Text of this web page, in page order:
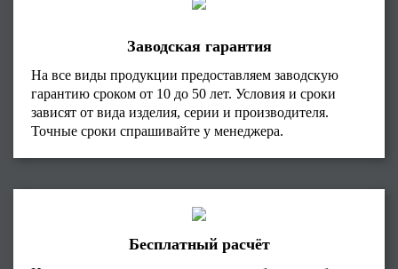
Заводская гарантия
На все виды продукции предоставляем заводскую
гарантию сроком от 10 до 50 лет. Условия и сроки
зависят от вида изделия, серии и производителя.
Точные сроки спрашивайте у менеджера.
Бесплатный расчёт